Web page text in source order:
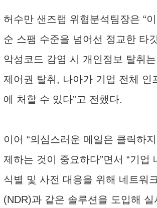
허수만 샌즈랩 위협분석팀장은 “
순 스팸 수준을 넘어선 정교한 타
악성코드 감염 시 개인정보 탈취
제어권 탈취, 나아가 기업 전체 인
에 처할 수 있다”고 전했다.
이어 “의심스러운 메일은 클릭하
제하는 것이 중요하다”면서 “기업
식별 및 사전 대응을 위해 네트워
(NDR)과 같은 솔루션을 도입해 실